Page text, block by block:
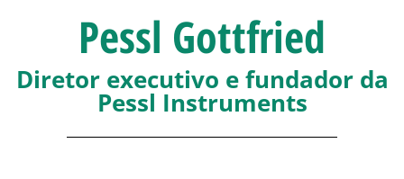
Pessl Gottfried
Diretor executivo e fundador da
Pessl Instruments